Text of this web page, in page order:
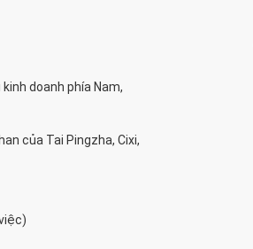
doanh phía Nam,
của Tai Pingzha, Cixi,